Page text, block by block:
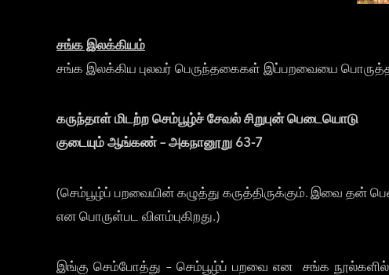
சங்க இலக்கியம்
சங்க இலக்கிய புலவர் பெருந்தகைகள் இப்பறவையை
கருந்தாள் மிடற்ற செம்பூழ்ச் சேவல் சிறுபுன் பெடையொடு
குடையும் ஆங்கண் – அகநானூறு 63-7
(செம்பூழ்ப் பறவையின் கழுத்து கருத்திருக்கும். இவை தன்
என பொருள்பட விளம்புகிறது.)
இங்கு செம்போத்து – செம்பூழ்ப் பறவை என சங்க